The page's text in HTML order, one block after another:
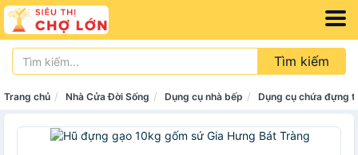
Tìm kiếm
Trang chủ Nhà Cửa Đời Sống Dụng cụ nhà bếp Dụng cụ chứa đựng